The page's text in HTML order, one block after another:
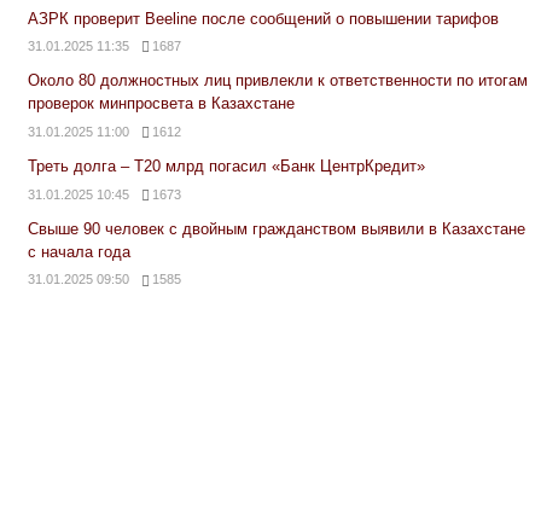
АЗРК проверит Beeline после сообщений о повышении тарифов
31.01.2025 11:35 1687
Около 80 должностных лиц привлекли к ответственности по итогам
проверок минпросвета в Казахстане
31.01.2025 11:00 1612
Треть долга – Т20 млрд погасил «Банк ЦентрКредит»
31.01.2025 10:45 1673
Свыше 90 человек с двойным гражданством выявили в Казахстане
с начала года
31.01.2025 09:50 1585